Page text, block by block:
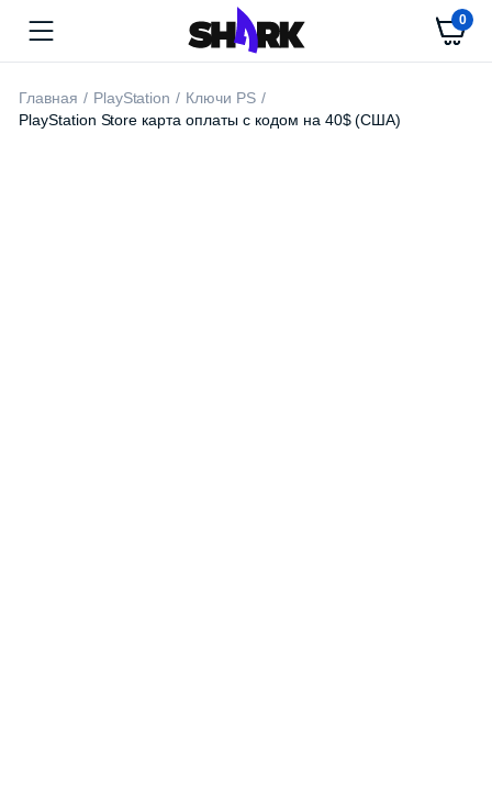
0
Главная PlayStation
Ключи PS
PlayStation Store карта оплаты с кодом на 40$ (США)